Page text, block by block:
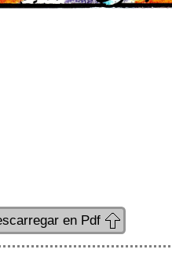
en Pdf